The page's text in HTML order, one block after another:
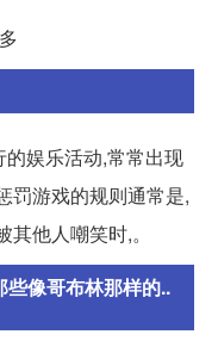
娱乐活动,常常出现
罚游戏的规则通常是,
他人嘲笑时,。
像哥布林那样的..